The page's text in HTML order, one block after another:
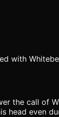
with
the call of
head even